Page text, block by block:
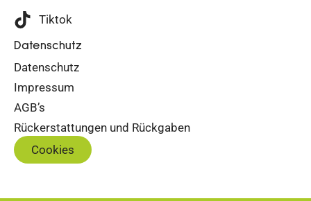
Tiktok
Datenschutz
Datenschutz
Impressum
AGB’s
Rückerstattungen und Rückgaben
Cookies